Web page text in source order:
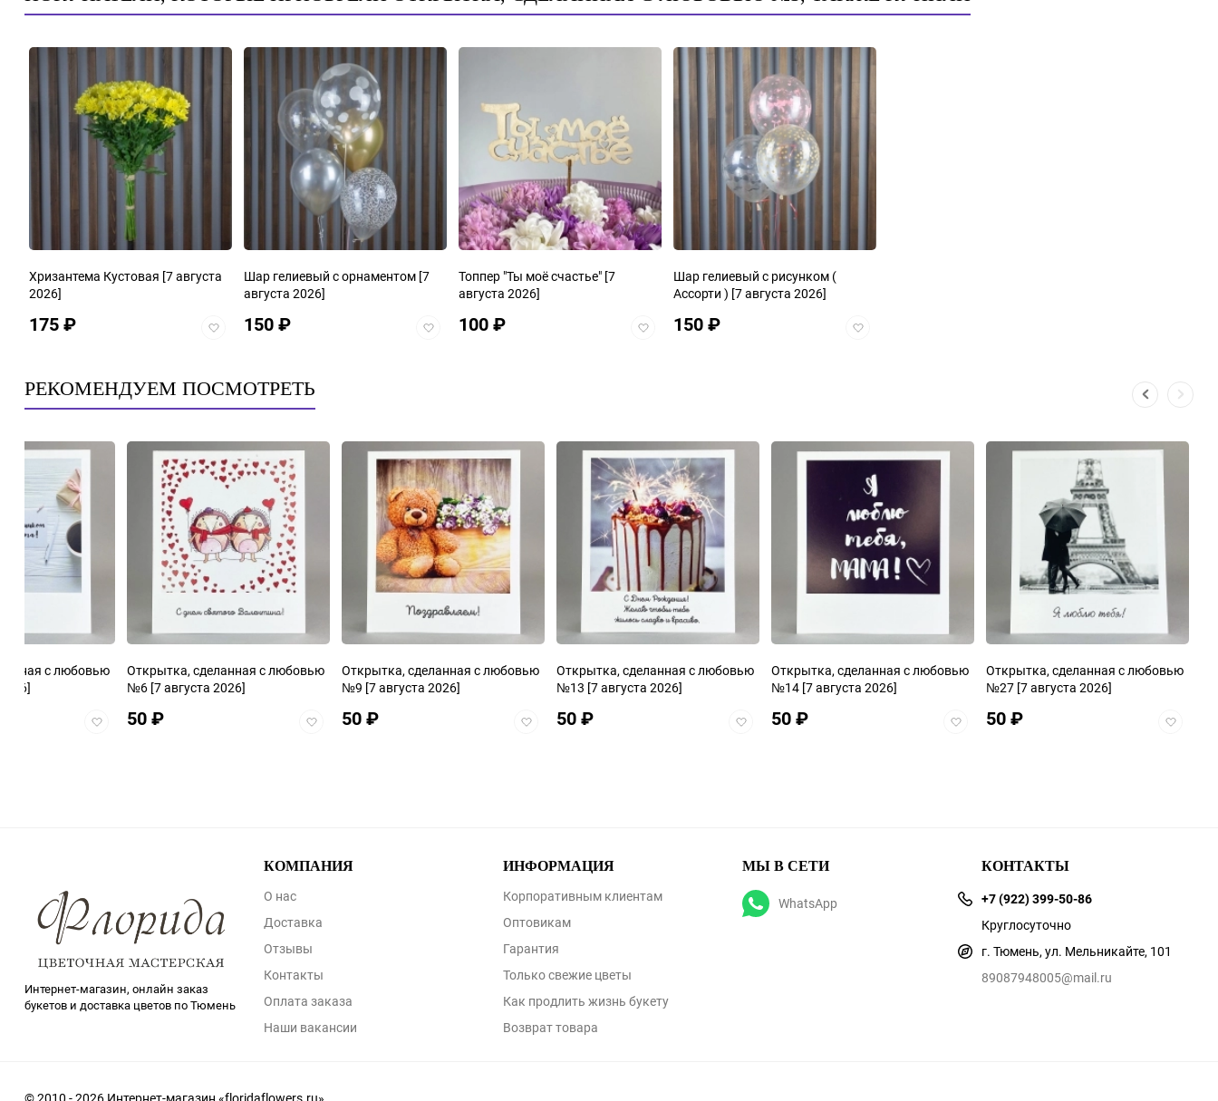
Хризантема Кустовая [7 августа
2026]
175₽
Добавить
Шар гелиевый с орнаментом [7
августа 2026]
150₽
Добавить
Топпер "Ты моё счастье" [7
августа 2026]
100₽
Добавить
Шар гелиевый с рисунком (
Ассорти ) [7 августа 2026]
150₽
Добавить
РЕКОМЕНДУЕМ ПОСМОТРЕТЬ
с любовью
Добавить
Открытка, сделанная с любовью
№6 [7 августа 2026]
50₽
Добавить
Открытка, сделанная с любовью
№9 [7 августа 2026]
50₽
Добавить
Открытка, сделанная с любовью
№13 [7 августа 2026]
50₽
Добавить
Открытка, сделанная с любовью
№14 [7 августа 2026]
50₽
Добавить
Открытка, сделанная с любовью
№27 [7 августа 2026]
50₽
Добавить
Интернет-магазин, онлайн заказ
букетов и доставка цветов по Тюмень
КОМПАНИЯ
О нас
Доставка
Отзывы
Контакты
Оплата заказа
Наши вакансии
ИНФОРМАЦИЯ
Корпоративным клиентам
Оптовикам
Гарантия
Только свежие цветы
Как продлить жизнь букету
Возврат товара
МЫ В СЕТИ
WhatsApp
КОНТАКТЫ
+7 (922) 399-50-86
Круглосуточно
г. Тюмень, ул. Мельникайте, 101
89087948005@mail.ru